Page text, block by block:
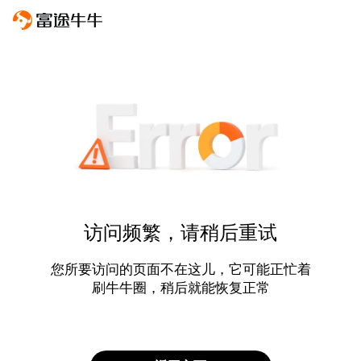
访问频繁，请稍后重试
您所要访问的页面不在这儿，它可能正忙着
刷牛牛圈，稍后就能恢复正常